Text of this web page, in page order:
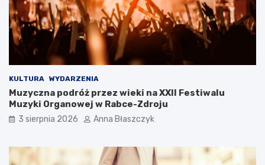
k
s
u
s
ć
?
KULTURA WYDARZENIA
Muzyczna podróż przez wieki na XXII Festiwalu
Muzyki Organowej w Rabce-Zdroju
3 sierpnia 2026 Anna Błaszczyk